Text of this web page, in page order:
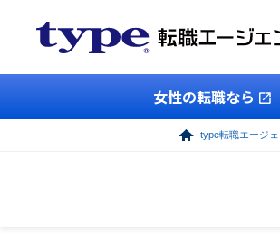
女性の転職なら
type転職エージェ